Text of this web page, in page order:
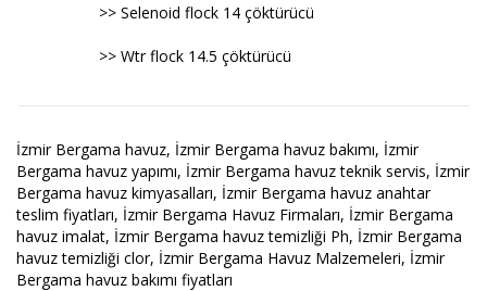
>> Selenoid flock 14 çöktürücü
>> Wtr flock 14.5 çöktürücü
İzmir Bergama havuz, İzmir Bergama havuz bakımı, İzmir
Bergama havuz yapımı, İzmir Bergama havuz teknik servis, İzmir
Bergama havuz kimyasalları, İzmir Bergama havuz anahtar
teslim fiyatları, İzmir Bergama Havuz Firmaları, İzmir Bergama
havuz imalat, İzmir Bergama havuz temizliği Ph, İzmir Bergama
havuz temizliği clor, İzmir Bergama Havuz Malzemeleri, İzmir
Bergama havuz bakımı fiyatları